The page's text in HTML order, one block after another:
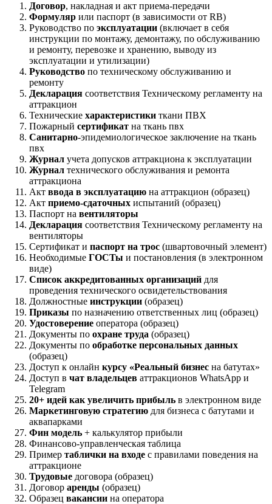
Договор, накладная и акт приема-передачи
Формуляр или паспорт (в зависимости от RB)
Руководство по эксплуатации (включает в себя
инструкции по монтажу, демонтажу, по обслуживанию
и ремонту, перевозке и хранению, выводу из
эксплуатации и утилизации)
Руководство по техническому обслуживанию и
ремонту
Декларация соответствия Техническому регламенту на
аттракцион
Технические характеристики ткани ПВХ
Пожарный сертификат на ткань пвх
Санитарно-эпидемиологическое заключение на ткань
пвх
Журнал учета допусков аттракциона к эксплуатации
Журнал технического обслуживания и ремонта
аттракциона
Акт ввода в эксплуатацию на аттракцион (образец)
Акт приемо-сдаточных испытаний (образец)
Паспорт на вентиляторы
Декларация соответствия Техническому регламенту на
вентиляторы
Сертификат и паспорт на трос (швартовочный элемент)
Необходимые ГОСТы и постановления (в электронном
виде)
Список аккредитованных организаций для
проведения технического освидетельствования
Должностные инструкции (образец)
Приказы по назначению ответственных лиц (образец)
Удостоверение оператора (образец)
Документы по охране труда (образец)
Документы по обработке персональных данных
(образец)
Доступ к онлайн курсу «Реальный бизнес на батутах»
Доступ в чат владельцев аттракционов WhatsApp и
Telegram
20+ идей как увеличить прибыль в электронном виде
Маркетинговую стратегию для бизнеса с батутами и
аквапарками
Фин модель + калькулятор прибыли
Финансово-управленческая таблица
Пример таблички на входе с правилами поведения на
аттракционе
Трудовые договора (образец)
Договор аренды (образец)
Образец вакансии на оператора